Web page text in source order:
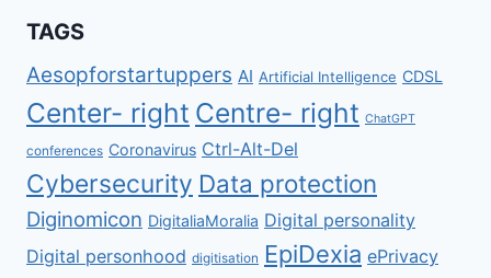
TAGS
Aesopforstartuppers AI Artificial Intelligence CDSL
Center- right Centre- right ChatGPT
conferences Coronavirus Ctrl-Alt-Del
Cybersecurity Data protection
Diginomicon DigitaliaMoralia Digital personality
Digital personhood digitisation EpiDexia ePrivacy